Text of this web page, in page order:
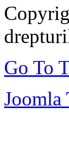
Go To
Joomla